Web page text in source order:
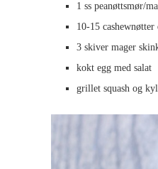
1 ss peanøttsmør/
10-15
3 skiver mager
kokt egg med salat
grillet squash og